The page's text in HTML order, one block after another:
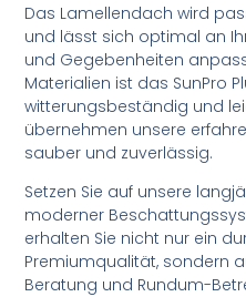
Das Lamellendach wird
und lässt sich optimal an
und Gegebenheiten
Materialien ist das SunPro
witterungsbeständig und
übernehmen unsere
sauber und zuverlässig.
Setzen Sie auf unsere
moderner
erhalten Sie nicht nur ein
Premiumqualität, sondern
Beratung und Rundum-